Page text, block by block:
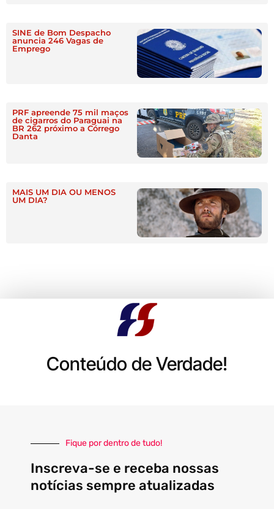
SINE de Bom Despacho
anuncia 246 Vagas de
Emprego
PRF apreende 75 mil maços
de cigarros do Paraguai na
BR 262 próximo a Córrego
Danta
MAIS UM DIA OU MENOS
UM DIA?
Conteúdo de Verdade!
Fique por dentro de tudo!
Inscreva-se e receba nossas
notícias sempre atualizadas